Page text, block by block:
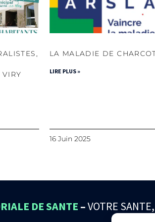
LA MALADIE DE
LIRE PLUS »
16 Juin 2025
DE SANTE –VOTRE